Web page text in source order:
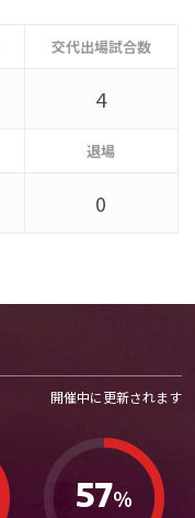
TV
交代出場試合数
4
退場
0
57％